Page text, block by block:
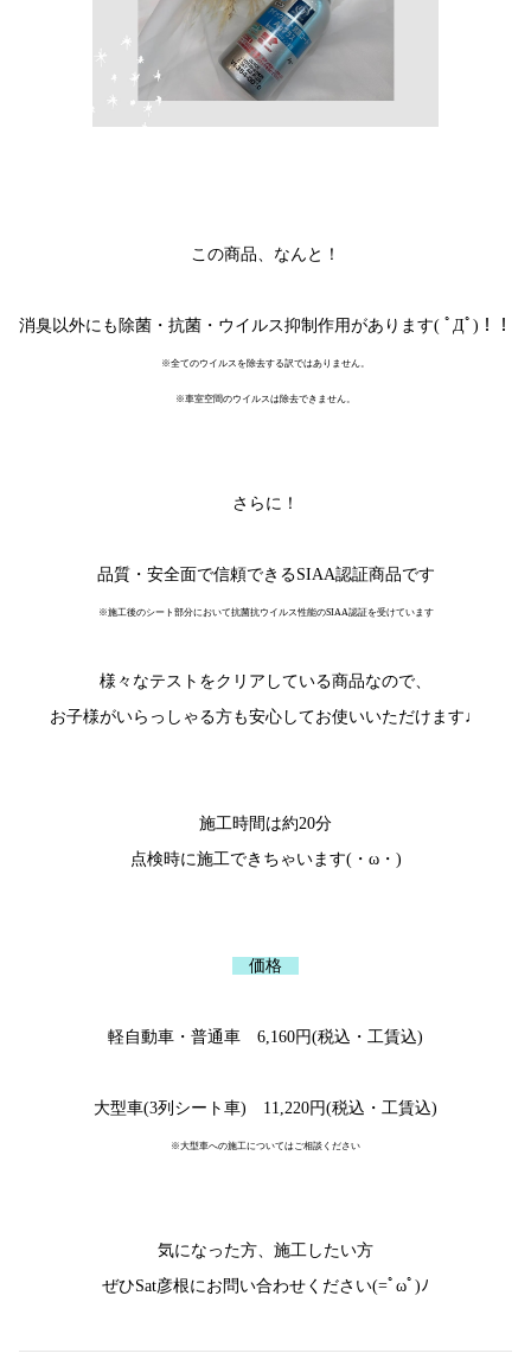
この商品、なんと！
消臭以外にも除菌・抗菌・ウイルス抑制作用があります( ﾟДﾟ)！！
※全てのウイルスを除去する訳ではありません。
※車室空間のウイルスは除去できません。
さらに！
品質・安全面で信頼できるSIAA認証商品です
※施工後のシート部分において抗菌抗ウイルス性能のSIAA認証を受けています
様々なテストをクリアしている商品なので、
お子様がいらっしゃる方も安心してお使いいただけます♩
施工時間は約20分
点検時に施工できちゃいます(・ω・)
価格
軽自動車・普通車 6,160円(税込・工賃込)
大型車(3列シート車) 11,220円(税込・工賃込)
※大型車への施工についてはご相談ください
気になった方、施工したい方
ぜひSat彦根にお問い合わせください(=ﾟωﾟ)ﾉ